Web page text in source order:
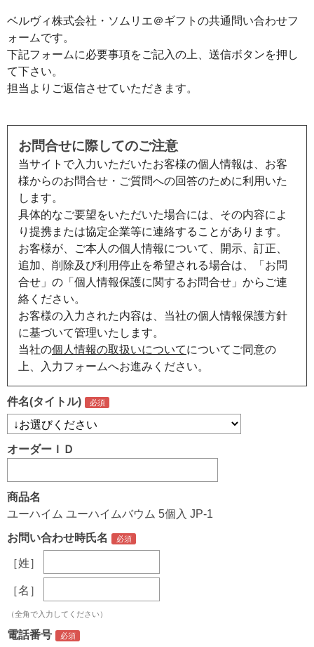
ベルヴィ株式会社・ソムリエ＠ギフトの共通問い合わせフ
ォームです。
下記フォームに必要事項をご記入の上、送信ボタンを押し
て下さい。
担当よりご返信させていただきます。
お問合せに際してのご注意
当サイトで入力いただいたお客様の個人情報は、お客
様からのお問合せ・ご質問への回答のために利用いた
します。
具体的なご要望をいただいた場合には、その内容によ
り提携または協定企業等に連絡することがあります。
お客様が、ご本人の個人情報について、開示、訂正、
追加、削除及び利用停止を希望される場合は、「お問
合せ」の「個人情報保護に関するお問合せ」からご連
絡ください。
お客様の入力された内容は、当社の個人情報保護方針
に基づいて管理いたします。
当社の個人情報の取扱いについてについてご同意の
上、入力フォームへお進みください。
件名(タイトル)
オーダーＩＤ
商品名
ユーハイム ユーハイムバウム 5個入 JP-1
お問い合わせ時氏名
［姓］
［名］
（全角で入力してください）
電話番号